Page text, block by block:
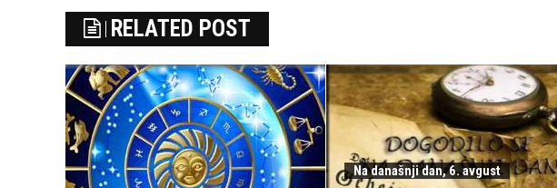
RELATED POST
Na današnji dan, 6. avgust